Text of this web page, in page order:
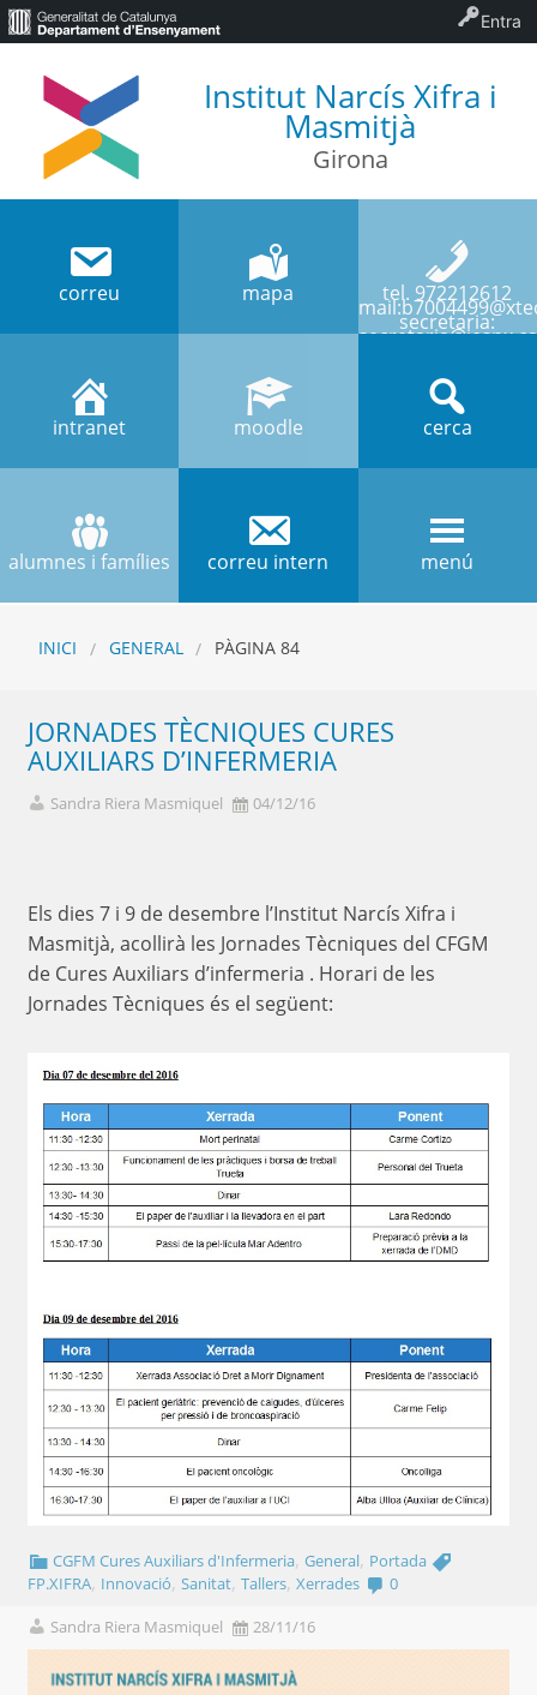
Institut Narcís Xifra i
Masmitjà
Girona
correu mapa tel. 972212612
secretaria:
intranet moodle cerca
alumnes i famílies correu intern menú
INICI GENERAL PÀGINA 84
JORNADES TÈCNIQUES CURES
AUXILIARS D’INFERMERIA
Sandra Riera Masmiquel 04/12/16
Els dies 7 i 9 de desembre l’Institut Narcís Xifra i
Masmitjà, acollirà les Jornades Tècniques del CFGM
de Cures Auxiliars d’infermeria . Horari de les
Jornades Tècniques és el següent:
CGFM Cures Auxiliars d'Infermeria,General, Portada
FP.XIFRA, Innovació, Sanitat, Tallers, Xerrades
0
Sandra Riera Masmiquel
28/11/16
Entra